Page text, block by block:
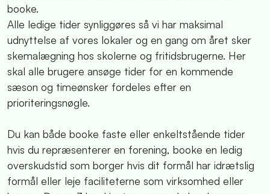
booke.
Alle ledige tider synliggøres så vi har maksimal
udnyttelse af vores lokaler og en gang om året sker
skemalægning hos skolerne og fritidsbrugerne. Her
skal alle brugere ansøge tider for en kommende
sæson og timeønsker fordeles efter en
prioriteringsnøgle.
Du kan både booke faste eller enkeltstående tider
hvis du repræsenterer en forening, booke en ledig
overskudstid som borger hvis dit formål har idrætslig
formål eller leje faciliteterne som virksomhed eller